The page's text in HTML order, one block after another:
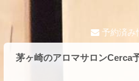
予約済み
茅ヶ崎のアロマサロンCerca
06:30